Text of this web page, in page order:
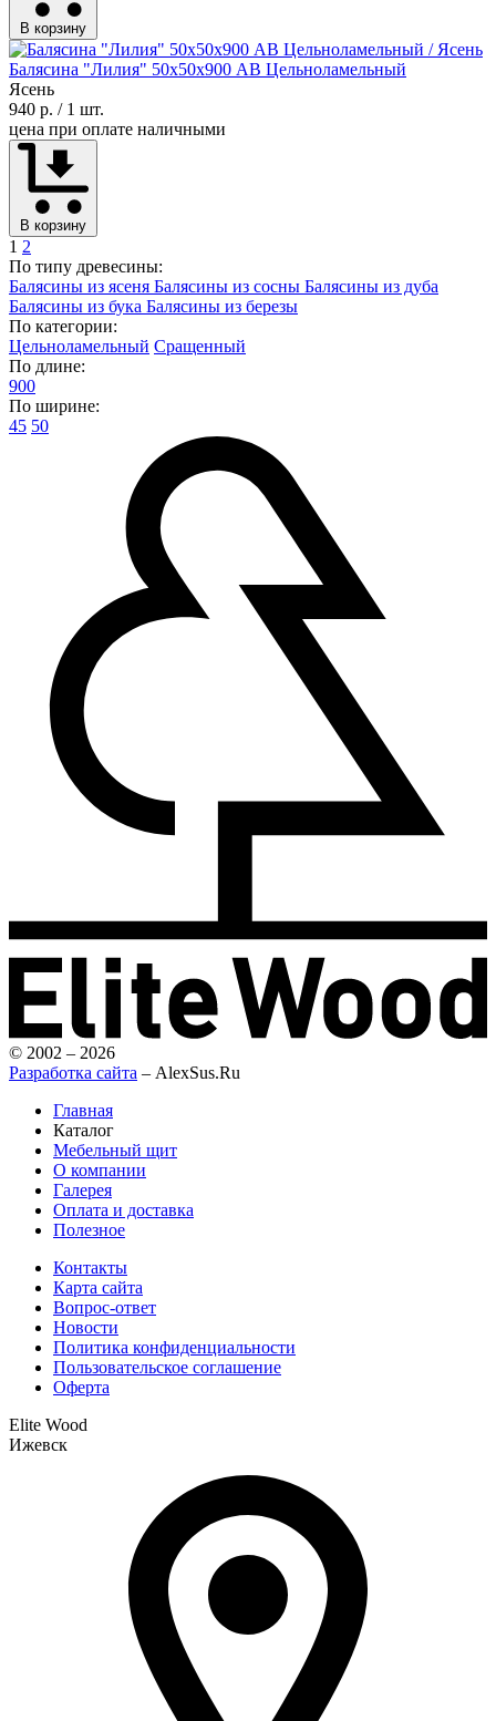
В корзину
Балясина "Лилия" 50х50х900 АВ Цельноламельный
Ясень
940 р. / 1 шт.
цена при оплате наличными
В корзину
1 2
По типу древесины:
Балясины из ясеня Балясины из сосны Балясины из дуба
Балясины из бука Балясины из березы
По категории:
Цельноламельный Сращенный
По длине:
900
По ширине:
45 50
© 2002 – 2026
Разработка сайта – AlexSus.Ru
Главная
Каталог
Мебельный щит
О компании
Галерея
Оплата и доставка
Полезное
Контакты
Карта сайта
Вопрос-ответ
Новости
Политика конфиденциальности
Пользовательское соглашение
Оферта
Elite Wood
Ижевск